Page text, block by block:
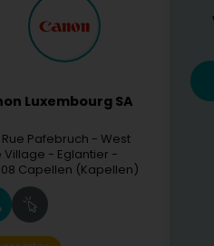
Luxembourg SA
Rue Pafebruch - West
Village - Eglantier -
Capellen (Kapellen)